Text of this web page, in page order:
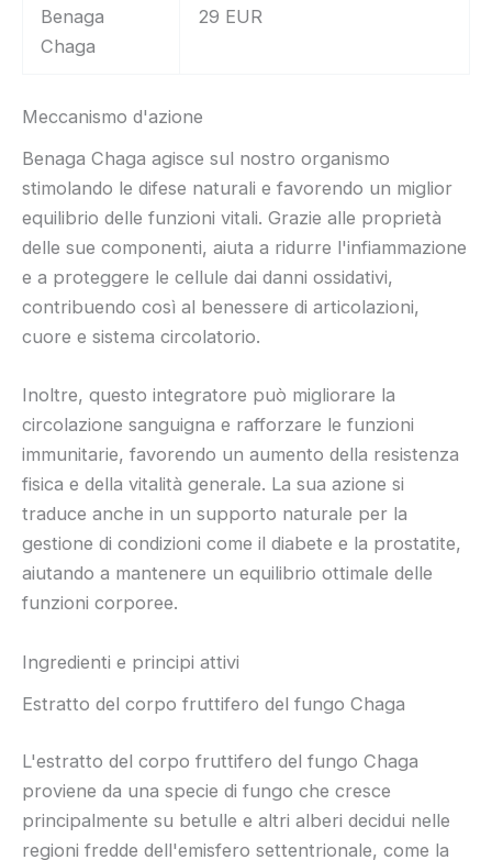
Benaga
Chaga
29 EUR
Meccanismo d'azione
Benaga Chaga agisce sul nostro organismo
stimolando le difese naturali e favorendo un miglior
equilibrio delle funzioni vitali. Grazie alle proprietà
delle sue componenti, aiuta a ridurre l'infiammazione
e a proteggere le cellule dai danni ossidativi,
contribuendo così al benessere di articolazioni,
cuore e sistema circolatorio.
Inoltre, questo integratore può migliorare la
circolazione sanguigna e rafforzare le funzioni
immunitarie, favorendo un aumento della resistenza
fisica e della vitalità generale. La sua azione si
traduce anche in un supporto naturale per la
gestione di condizioni come il diabete e la prostatite,
aiutando a mantenere un equilibrio ottimale delle
funzioni corporee.
Ingredienti e principi attivi
Estratto del corpo fruttifero del fungo Chaga
L'estratto del corpo fruttifero del fungo Chaga
proviene da una specie di fungo che cresce
principalmente su betulle e altri alberi decidui nelle
regioni fredde dell'emisfero settentrionale, come la